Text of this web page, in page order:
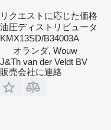
リクエストに応じた価格
油圧ディストリビュータ
KMX13SD/B34003A
オランダ, Wouw
J&Th van der Veldt BV
販売会社に連絡